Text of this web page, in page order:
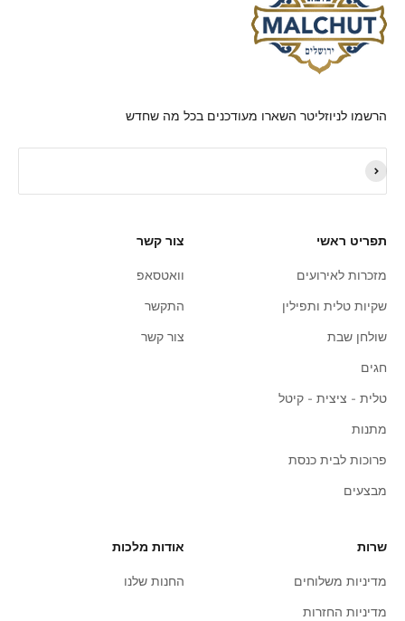
הרשמו לניוזליטר השארו מעודכנים בכל מה שחדש
תפריט ראשי
מזכרות לאירועים
שקיות טלית ותפילין
שולחן שבת
חגים
טלית - ציצית - קיטל
מתנות
פרוכות לבית כנסת
מבצעים
צור קשר
וואטסאפ
התקשר
צור קשר
שרות
מדיניות משלוחים
מדיניות החזרות
אודות מלכות
החנות שלנו